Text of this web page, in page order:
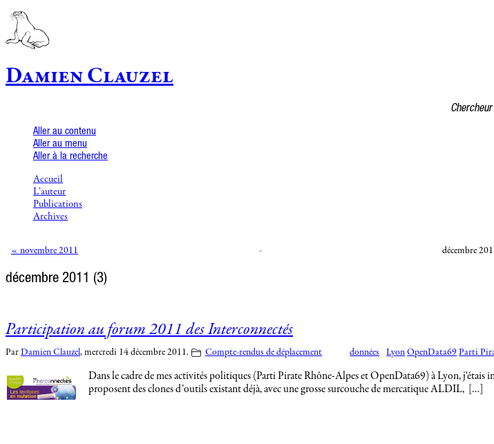
Damien Clauzel
Aller au contenu
Aller au menu
Aller à la recherche
Accueil
L’auteur
Publications
Archives
« novembre 2011 - décembre
décembre 2011 (3)
Participation au forum 2011 des Interconnectés
Par Damien Clauzel, mercredi 14 décembre 2011. Compte-rendus de déplacement données Lyon OpenData69 Parti
Dans le cadre de mes activités politiques (Parti Pirate Rhône-Alpes et OpenData69) à Lyon,
proposent des clones d’outils existant déjà, avec une grosse surcouche de mercatique ALDIL, […]